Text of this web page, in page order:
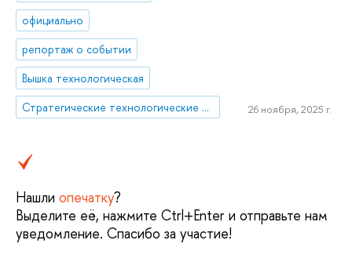
официально
репортаж о событии
Вышка технологическая
Стратегические технологические проекты
26 ноября, 2025 г.
Нашли опечатку?
Выделите её, нажмите Ctrl+Enter и отправьте нам
уведомление. Спасибо за участие!